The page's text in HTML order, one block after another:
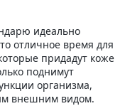
идеально
отличное время для
придадут коже
поднимут
организма,
внешним видом.